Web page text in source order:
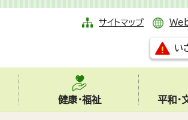
サイトマップ
い
健康・福祉 平和・